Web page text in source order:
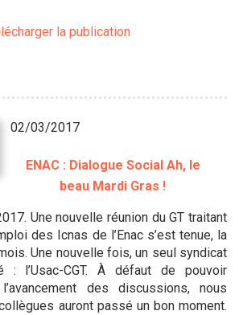
la publication
02/03/2017
ENAC : Dialogue Social Ah, le
beau Mardi Gras !
Une nouvelle réunion du GT traitant
des Icnas de l’Enac s’est tenue, la
Une nouvelle fois, un seul syndicat
: l’Usac-CGT. À défaut de pouvoir
des discussions, nous
auront passé un bon moment.